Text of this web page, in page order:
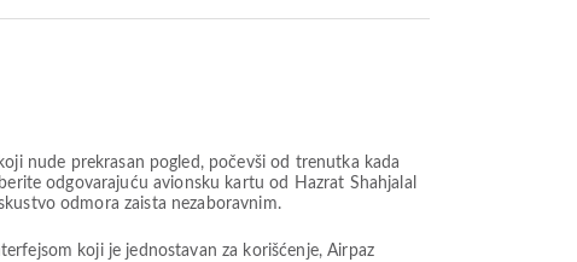
nude prekrasan pogled, počevši od trenutka kada
odgovarajuću avionsku kartu od Hazrat Shahjalal
odmora zaista nezaboravnim.
koji je jednostavan za korišćenje, Airpaz